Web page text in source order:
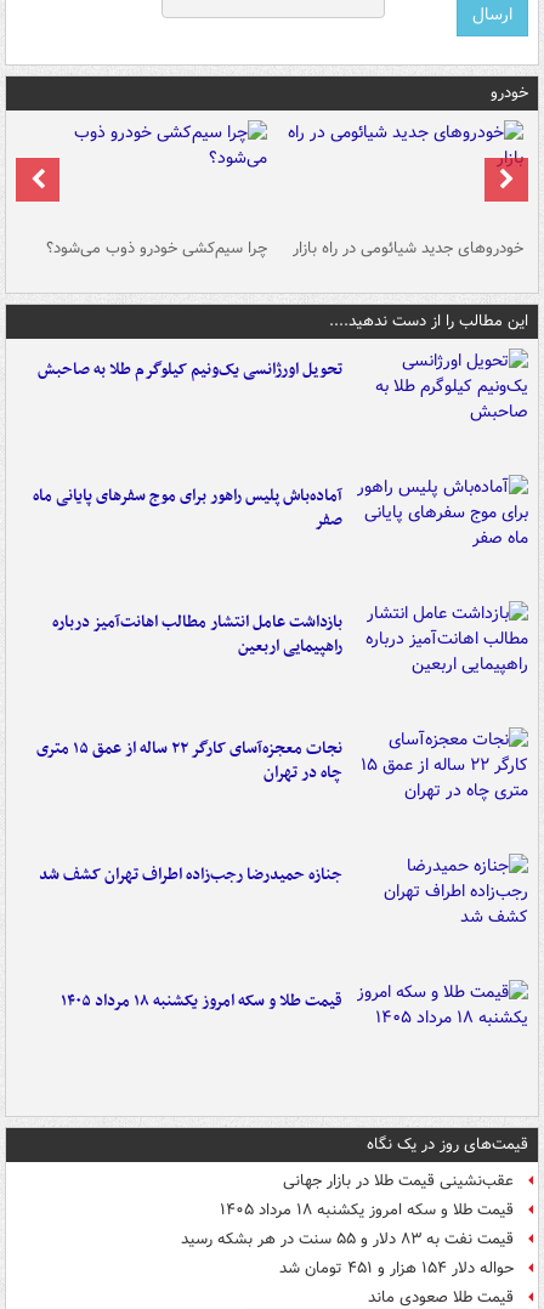
خودرو
خودروهای جدید شیائومی در راه بازار چرا سیم‌کشی خودرو ذوب می‌شود؟
این مطالب را از دست ندهید....
تحویل اورژانسی یک‌ونیم کیلوگرم طلا به صاحبش
آماده‌باش پلیس راهور برای موج سفرهای پایانی ماه
صفر
بازداشت عامل انتشار مطالب اهانت‌آمیز درباره
راهپیمایی اربعین
نجات معجزه‌آسای کارگر ۲۲ ساله از عمق ۱۵ متری
چاه در تهران
جنازه حمیدرضا رجب‌زاده اطراف تهران کشف شد
قیمت طلا و سکه امروز یکشنبه ۱۸ مرداد ۱۴۰۵
قیمت‌های روز در یک نگاه
عقب‌نشینی قیمت طلا در بازار جهانی
قیمت طلا و سکه امروز یکشنبه ۱۸ مرداد ۱۴۰۵
قیمت نفت به ۸۳ دلار و ۵۵ سنت در هر بشکه رسید
حواله دلار ۱۵۴ هزار و ۴۵۱ تومان شد
قیمت طلا صعودی ماند